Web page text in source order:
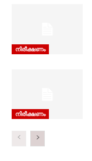
നിരീക്ഷണം
നിരീക്ഷണം